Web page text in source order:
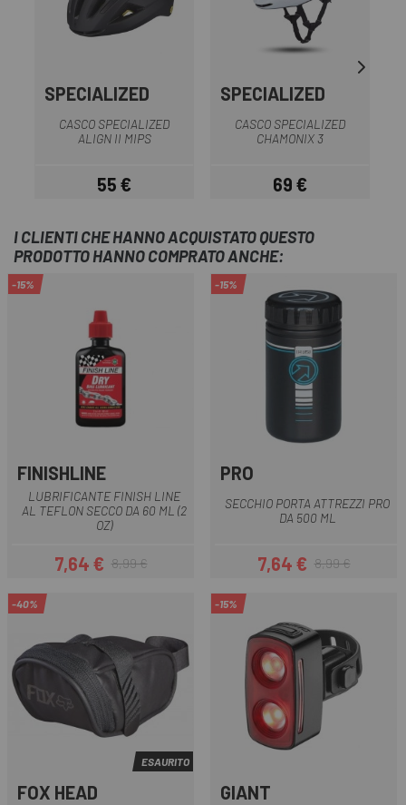
SPECIALIZED
CASCO SPECIALIZED
ALIGN II MIPS
Prezzo
55 €
SPECIALIZED
CASCO SPECIALIZED
CHAMONIX 3
Prezzo
69 €
I CLIENTI CHE HANNO ACQUISTATO QUESTO
PRODOTTO HANNO COMPRATO ANCHE:
-15%
FINISHLINE
LUBRIFICANTE FINISH LINE
AL TEFLON SECCO DA 60 ML (2
OZ)
Prezzo
7,64 €Prezzo base
8,99 €
-15%
PRO
SECCHIO PORTA ATTREZZI PRO
DA 500 ML
Prezzo
7,64 €Prezzo base
8,99 €
-40%
ESAURITO
FOX HEAD
-15%
GIANT